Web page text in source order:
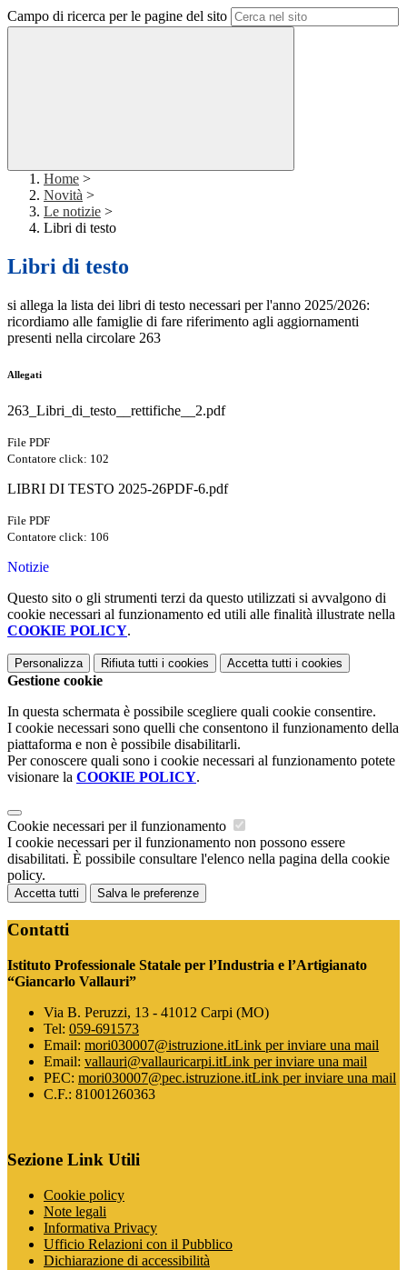
Campo di ricerca per le pagine del sito
Home >
Novità >
Le notizie >
Libri di testo
Libri di testo
si allega la lista dei libri di testo necessari per l'anno 2025/2026:
ricordiamo alle famiglie di fare riferimento agli aggiornamenti
presenti nella circolare 263
Allegati
263_Libri_di_testo__rettifiche__2.pdf
File PDF
Contatore click: 102
LIBRI DI TESTO 2025-26PDF-6.pdf
File PDF
Contatore click: 106
Notizie
Questo sito o gli strumenti terzi da questo utilizzati si avvalgono di
cookie necessari al funzionamento ed utili alle finalità illustrate nella
COOKIE POLICY.
Personalizza Rifiuta tutti i cookies Accetta tutti i cookies
Gestione cookie
In questa schermata è possibile scegliere quali cookie consentire.
I cookie necessari sono quelli che consentono il funzionamento della
piattaforma e non è possibile disabilitarli.
Per conoscere quali sono i cookie necessari al funzionamento potete
visionare la COOKIE POLICY.
Cookie necessari per il funzionamento
I cookie necessari per il funzionamento non possono essere
disabilitati. È possibile consultare l'elenco nella pagina della cookie
policy.
Accetta tutti Salva le preferenze
Contatti
Istituto Professionale Statale per l’Industria e l’Artigianato
“Giancarlo Vallauri”
Via B. Peruzzi, 13 - 41012 Carpi (MO)
Tel: 059-691573
Email: mori030007@istruzione.itLink per inviare una mail
Email: vallauri@vallauricarpi.itLink per inviare una mail
PEC: mori030007@pec.istruzione.itLink per inviare una mail
C.F.: 81001260363
Sezione Link Utili
Cookie policy
Note legali
Informativa Privacy
Ufficio Relazioni con il Pubblico
Dichiarazione di accessibilità